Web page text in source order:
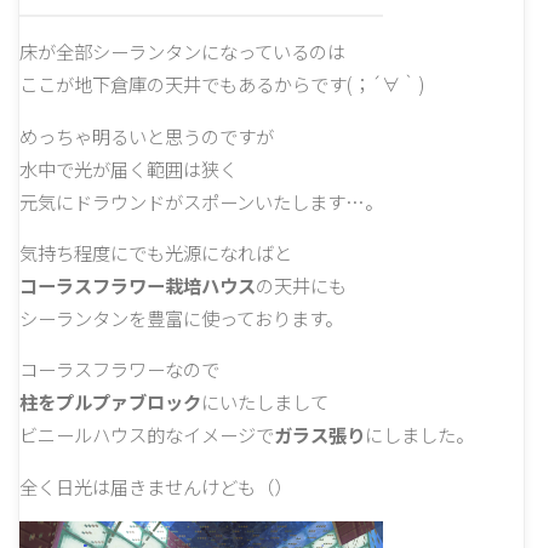
床が全部シーランタンになっているのは
ここが地下倉庫の天井でもあるからです(；´∀｀)
めっちゃ明るいと思うのですが
水中で光が届く範囲は狭く
元気にドラウンドがスポーンいたします…。
気持ち程度にでも光源になればと
コーラスフラワー栽培ハウスの天井にも
シーランタンを豊富に使っております。
コーラスフラワーなので
柱をプルプァブロックにいたしまして
ビニールハウス的なイメージでガラス張りにしました。
全く日光は届きませんけども（）